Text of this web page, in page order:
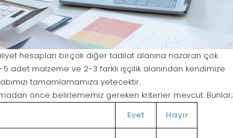
hesapları birçok diğer tadilat alanına nazaran çok
adet malzeme ve 2-3 farklı işçilik alanından kendimize
tamamlamamıza yetecektir.
önce belirlememiz gereken kriterler mevcut. Bunlar;
Evet Hayır